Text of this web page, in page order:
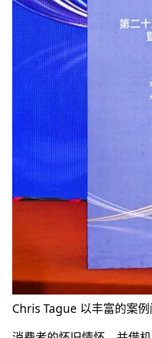
Chris Tague 以丰富的案